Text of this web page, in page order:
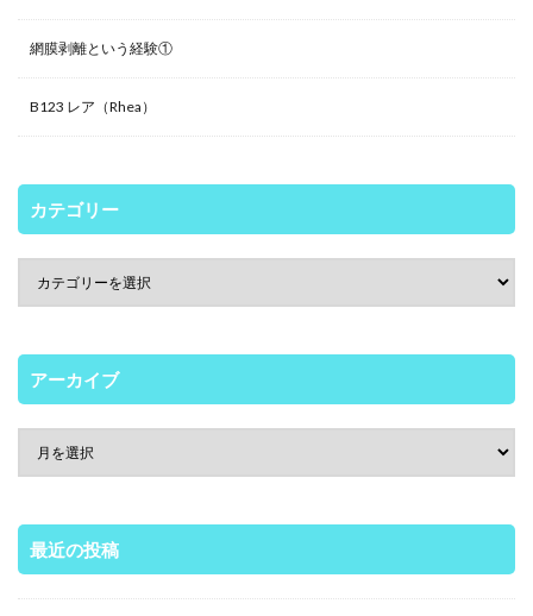
網膜剥離という経験①
B123 レア（Rhea）
カテゴリー
アーカイブ
最近の投稿